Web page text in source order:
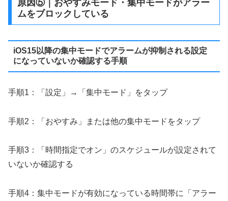
原因⑤｜おやすみモード・集中モードがアラー
ムをブロックしている
iOS15以降の集中モードでアラームが抑制される設定
になっていないか確認する手順
手順1：「設定」→「集中モード」をタップ
手順2：「おやすみ」または他の集中モードをタップ
手順3：「時間指定でオン」のスケジュールが設定されて
いないか確認する
手順4：集中モードが有効になっている時間帯に「アラー